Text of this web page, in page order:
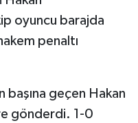
oyuncu barajda
penaltı
başına geçen Hakan
gönderdi. 1-0